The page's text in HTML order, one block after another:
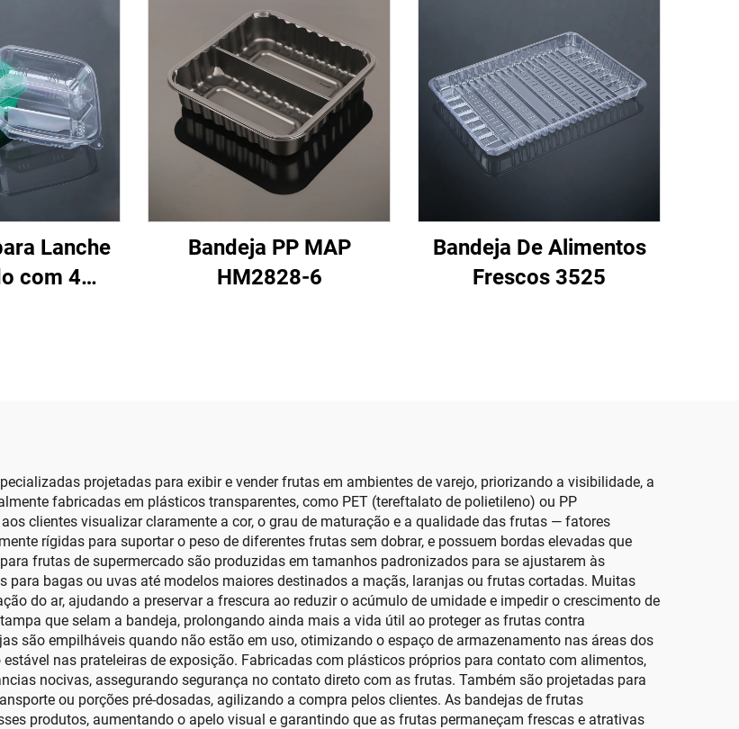
Lanche
com 4
Bandeja PP MAP
HM2828-6
Bandeja De Alimentos
Frescos 3525
projetadas para exibir e vender frutas em ambientes de varejo, priorizando a visibilidade, a
fabricadas em plásticos transparentes, como PET (tereftalato de polietileno) ou PP
clientes visualizar claramente a cor, o grau de maturação e a qualidade das frutas — fatores
rígidas para suportar o peso de diferentes frutas sem dobrar, e possuem bordas elevadas que
frutas de supermercado são produzidas em tamanhos padronizados para se ajustarem às
para bagas ou uvas até modelos maiores destinados a maçãs, laranjas ou frutas cortadas. Muitas
do ar, ajudando a preservar a frescura ao reduzir o acúmulo de umidade e impedir o crescimento de
que selam a bandeja, prolongando ainda mais a vida útil ao proteger as frutas contra
são empilháveis quando não estão em uso, otimizando o espaço de armazenamento nas áreas dos
nas prateleiras de exposição. Fabricadas com plásticos próprios para contato com alimentos,
nocivas, assegurando segurança no contato direto com as frutas. Também são projetadas para
ou porções pré-dosadas, agilizando a compra pelos clientes. As bandejas de frutas
produtos, aumentando o apelo visual e garantindo que as frutas permaneçam frescas e atrativas